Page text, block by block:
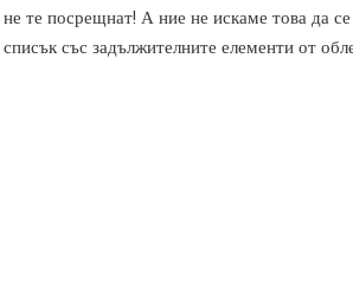
те посрещнат! А ние не искаме това да се
със задължителните елементи от